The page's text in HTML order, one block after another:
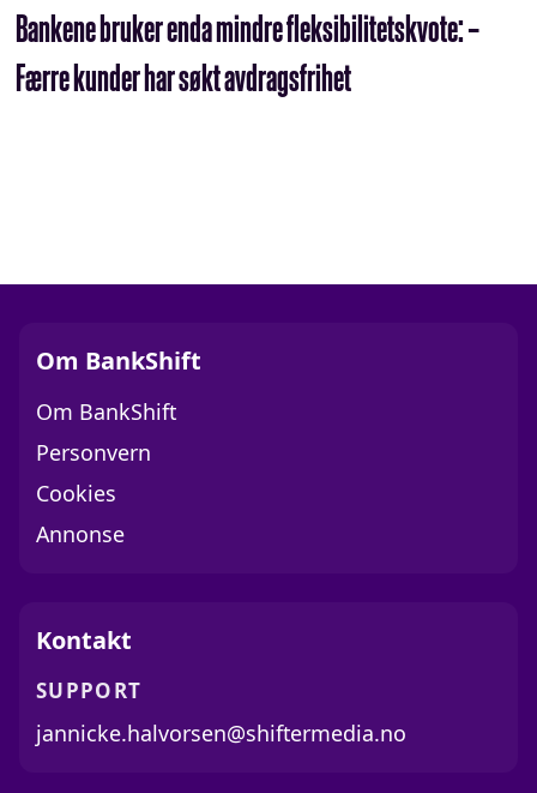
Bankene bruker enda mindre fleksibilitetskvote: –
Færre kunder har søkt avdragsfrihet
Om BankShift
Om BankShift
Personvern
Cookies
Annonse
Kontakt
SUPPORT
jannicke.halvorsen@shiftermedia.no